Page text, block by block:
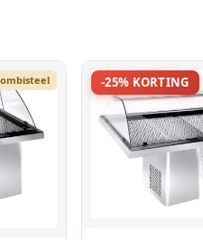
-25% KORTING